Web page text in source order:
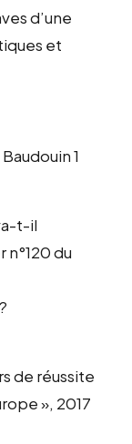
d’une
et
1
t-il
n°120 du
de réussite
», 2017